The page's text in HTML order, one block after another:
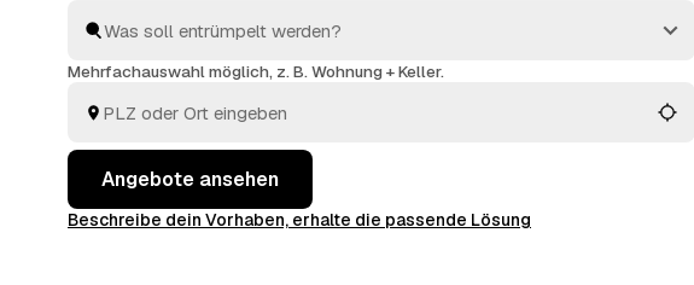
verwertbarer Nachlass wie Möbel oder Antiquitäten wird dabei
angerechnet. Das spart Zeit und macht die Preise in Grünstadt und
Mehrfachauswahl möglich, z. B. Wohnung + Keller.
Angebote ansehen
Beschreibe dein Vorhaben, erhalte die passende Lösung